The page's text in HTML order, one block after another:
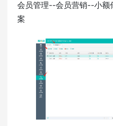
会员管理--会员营销--小额
案